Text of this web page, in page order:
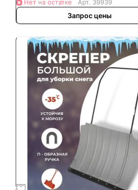
Нет на остатке Арт. 39939
Запрос цены